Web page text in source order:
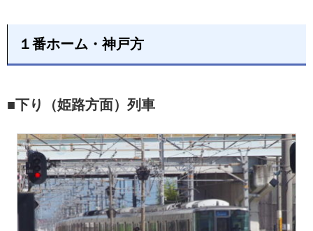
１番ホーム・神戸方
■下り（姫路方面）列車